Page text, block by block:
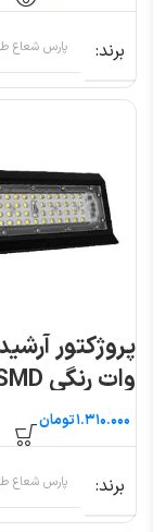
برند پارس شعاع
شعاع توس
تومان
برند پارس شعاع